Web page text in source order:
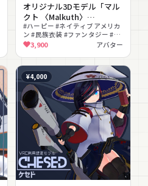
オリジナル3Dモデル「マル
クト 〈Malkuth〉
ver1.3.231」
#ハーピー #ネイティブアメリカ
ン #民族衣装 #ファンタジー #緑
髪 #幻想的 #フルトラ対応 #MA
対応 #lilToon対応 #羽飾り
3,900 アバター
¥4,000